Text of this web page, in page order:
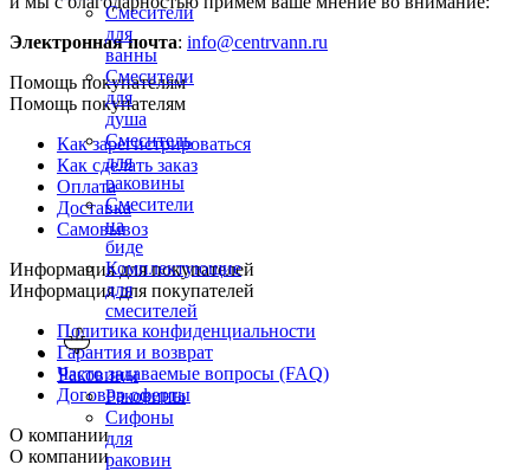
Смесители
для
ванны
Смесители
для
душа
Смеситель
для
раковины
Смесители
на
биде
Комплектующие
для
смесителей
Раковины
Раковины
Сифоны
для
раковин
Электронная почта: info@centrvann.ru
Помощь покупателям
Помощь покупателям
Как зарегистрироваться
Как сделать заказ
Оплата
Доставка
Самовывоз
Информация для покупателей
Информация для покупателей
Политика конфиденциальности
Гарантия и возврат
Часто задаваемые вопросы (FAQ)
Договор оферты
О компании
О компании